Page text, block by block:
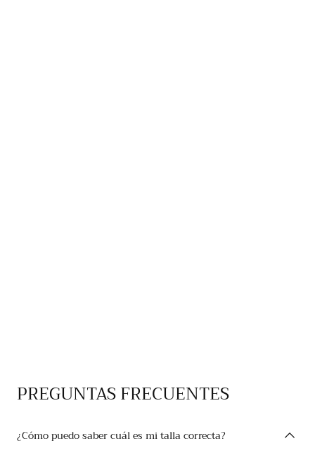
PREGUNTAS FRECUENTES
¿Cómo puedo saber cuál es mi talla correcta?